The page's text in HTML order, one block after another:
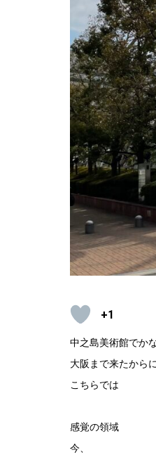
+1
中之島美術館でか
大阪まで来たから
こちらでは
感覚の領域
今、